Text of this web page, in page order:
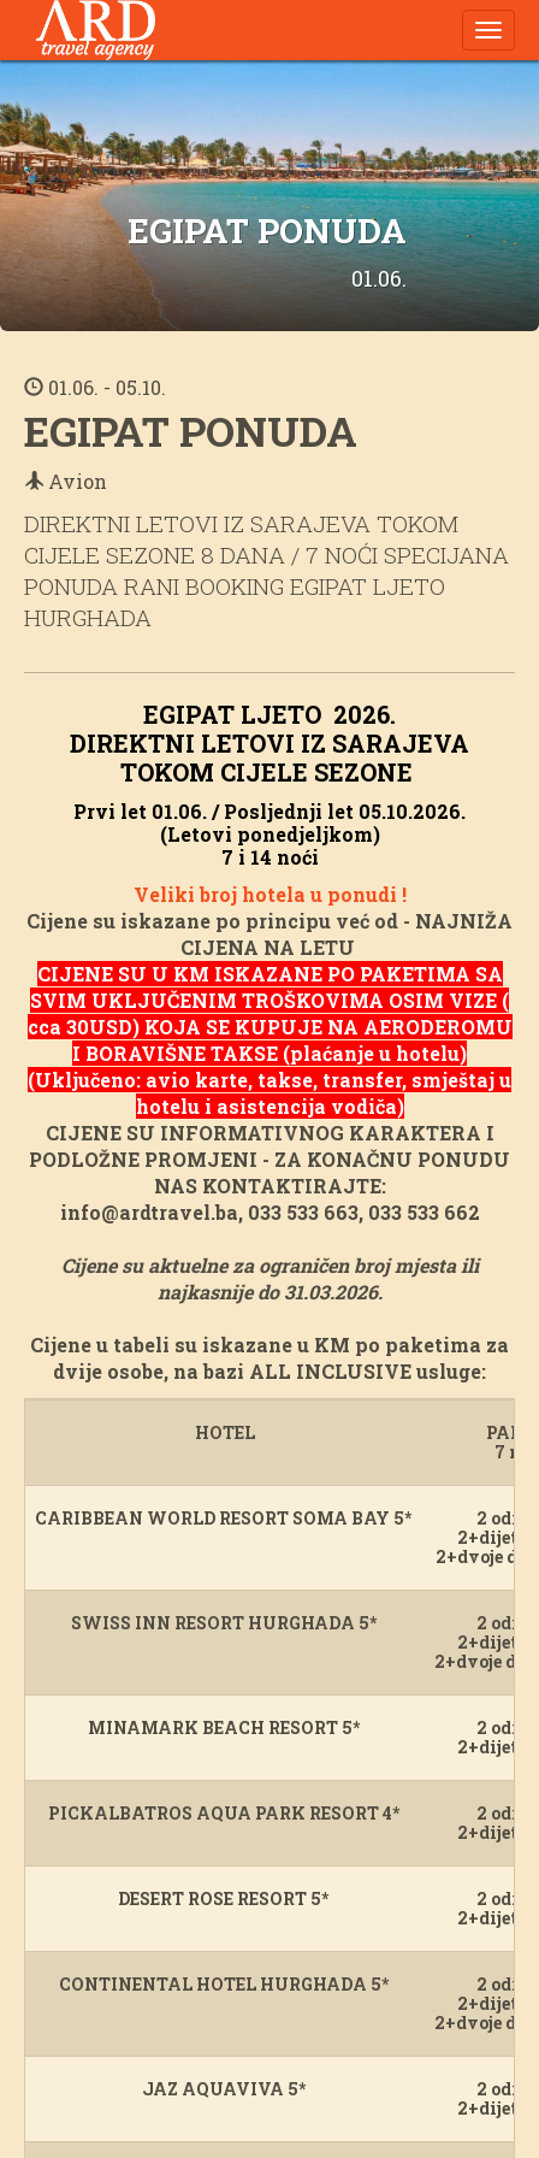
EGIPAT PONUDA
01.06.
01.06. - 05.10.
EGIPAT PONUDA
Avion
DIREKTNI LETOVI IZ SARAJEVA TOKOM
CIJELE SEZONE 8 DANA / 7 NOĆI SPECIJANA
PONUDA RANI BOOKING EGIPAT LJETO
HURGHADA
EGIPAT LJETO 2026.
DIREKTNI LETOVI IZ SARAJEVA
TOKOM CIJELE SEZONE
Prvi let 01.06. / Posljednji let 05.10.2026.
(Letovi ponedjeljkom)
7 i 14 noći
Veliki broj hotela u ponudi !
Cijene su iskazane po principu već od - NAJNIŽA
CIJENA NA LETU
CIJENE SU U KM ISKAZANE PO PAKETIMA SA
SVIM UKLJUČENIM TROŠKOVIMA OSIM VIZE (
cca 30USD) KOJA SE KUPUJE NA AERODEROMU
I BORAVIŠNE TAKSE (plaćanje u hotelu)
(Uključeno: avio karte, takse, transfer, smještaj u
hotelu i asistencija vodiča)
CIJENE SU INFORMATIVNOG KARAKTERA I
PODLOŽNE PROMJENI - ZA KONAČNU PONUDU
NAS KONTAKTIRAJTE:
info@ardtravel.ba, 033 533 663, 033 533 662
Cijene su aktuelne za ograničen broj mjesta ili
najkasnije do 31.03.2026.
Cijene u tabeli su iskazane u KM po paketima za
dvije osobe, na bazi ALL INCLUSIVE usluge:
HOTEL
7
CARIBBEAN WORLD RESORT SOMA BAY 5*
2
2+dijete
2+dvoje
SWISS INN RESORT HURGHADA 5*
2
2+dijete
2+dvoje
MINAMARK BEACH RESORT 5*
2
2+dijete
PICKALBATROS AQUA PARK RESORT 4*
2
2+dijete
DESERT ROSE RESORT 5*
2
2+dijete
CONTINENTAL HOTEL HURGHADA 5*
2
2+dijete
2+dvoje
JAZ AQUAVIVA 5*
2
2+dijete